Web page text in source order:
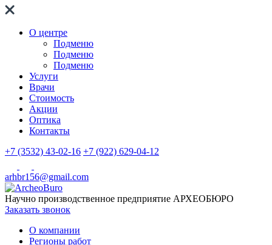
О центре
Подменю
Подменю
Подменю
Услуги
Врачи
Стоимость
Акции
Оптика
Контакты
+7 (3532) 43-02-16 +7 (922) 629-04-12
arhbr156@gmail.com
Научно производственное предприятие АРХЕОБЮРО
Заказать звонок
О компании
Регионы работ